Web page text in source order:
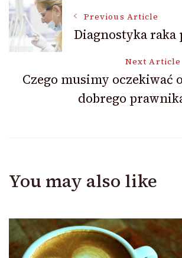
Post
Navigation
Previous Article
Diagnostyka raka
Next Article
Czego musimy oczekiwać
dobrego
You may also like